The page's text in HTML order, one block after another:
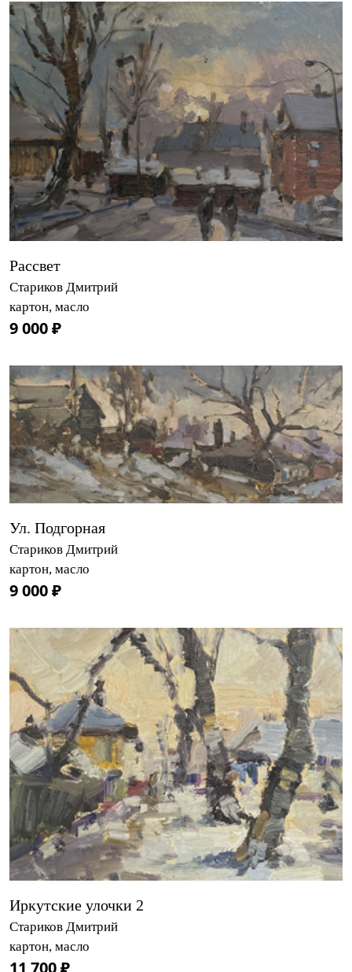
Рассвет
Стариков Дмитрий
картон, масло
9 000 ₽
Ул. Подгорная
Стариков Дмитрий
картон, масло
9 000 ₽
Иркутские улочки 2
Стариков Дмитрий
картон, масло
11 700 ₽